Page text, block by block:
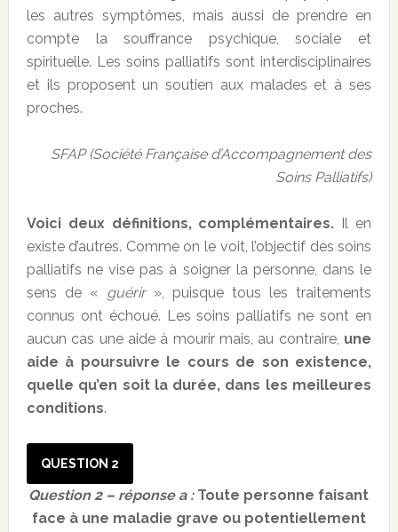
les autres symptômes, mais aussi de prendre en
compte la souffrance psychique, sociale et
spirituelle. Les soins palliatifs sont interdisciplinaires
et ils proposent un soutien aux malades et à ses
proches.
SFAP (Société Française d’Accompagnement des
Soins Palliatifs)
Voici deux définitions, complémentaires. Il en
existe d’autres. Comme on le voit, l’objectif des soins
palliatifs ne vise pas à soigner la personne, dans le
sens de « guérir », puisque tous les traitements
connus ont échoué. Les soins palliatifs ne sont en
aucun cas une aide à mourir mais, au contraire, une
aide à poursuivre le cours de son existence,
quelle qu’en soit la durée, dans les meilleures
conditions.
QUESTION 2
Question 2 – réponse a : Toute personne faisant
face à une maladie grave ou potentiellement